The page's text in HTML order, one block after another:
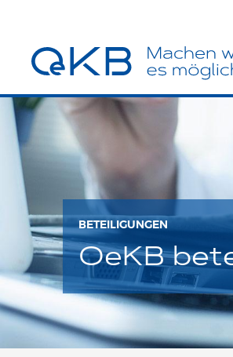
BETEILIGUNGEN
OeKB